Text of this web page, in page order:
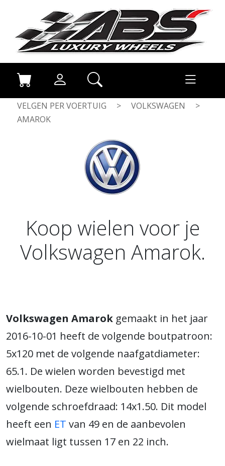
VELGEN PER VOERTUIG > VOLKSWAGEN
>
AMAROK
Koop wielen voor je
Volkswagen Amarok.
Volkswagen Amarok gemaakt in het jaar
2016-10-01 heeft de volgende boutpatroon:
5x120 met de volgende naafgatdiameter:
65.1. De wielen worden bevestigd met
wielbouten. Deze wielbouten hebben de
volgende schroefdraad: 14x1.50. Dit model
heeft een ET van 49 en de aanbevolen
wielmaat ligt tussen 17 en 22 inch.